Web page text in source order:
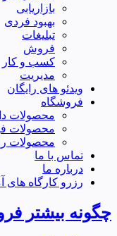
بازاریابی
بهبود فردی
تبلیغات
فروش
کسب و کار
مدیریت
ویدئو های رایگان
فروشگاه
محصولات
محصولات
محصولات
تماس با ما
درباره ما
رزرو کارگاه های
چگونه بیشتر